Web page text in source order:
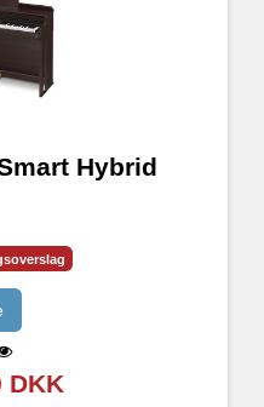
Hybrid
DKK